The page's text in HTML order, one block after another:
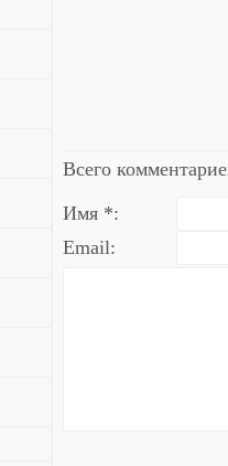
Всего
Имя *:
Email: